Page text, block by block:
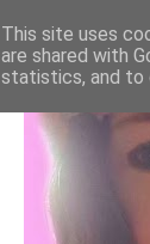
This site uses
are shared with
statistics, and to